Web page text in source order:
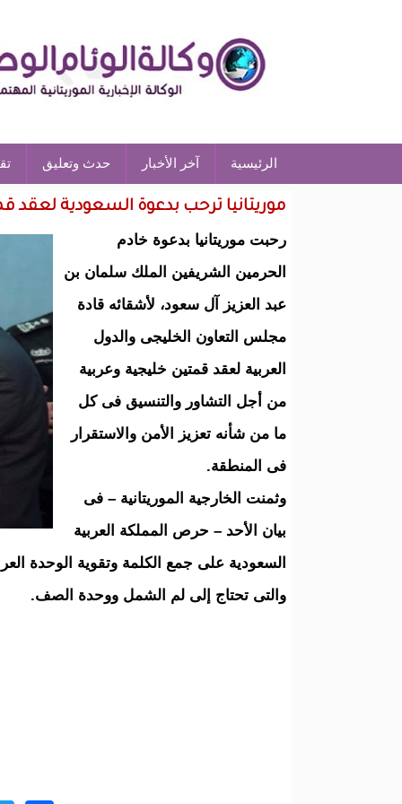
الرئيسية آخر الأخبار حدث وتعليق
موريتانيا ترحب بدعوة السعودية لعقد
رحبت موريتانيا بدعوة خادم
الحرمين الشريفين الملك سلمان بن
عبد العزيز آل سعود، لأشقائه قادة
مجلس التعاون الخليجى والدول
العربية لعقد قمتين خليجية وعربية
من أجل التشاور والتنسيق فى كل
ما من شأنه تعزيز الأمن والاستقرار
فى المنطقة.
وثمنت الخارجية الموريتانية – فى
بيان الأحد – حرص المملكة العربية
السعودية على جمع الكلمة وتقوية الوحدة
والتى تحتاج إلى لم الشمل ووحدة الصف.